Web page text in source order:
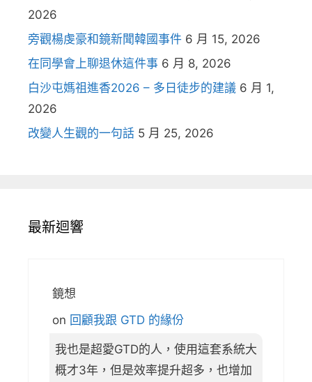
2026
旁觀楊虔豪和鏡新聞韓國事件 6 月 15, 2026
在同學會上聊退休這件事 6 月 8, 2026
白沙屯媽祖進香2026 – 多日徒步的建議 6 月 1,
2026
改變人生觀的一句話 5 月 25, 2026
最新迴響
鏡想
on 回顧我跟 GTD 的緣份
我也是超愛GTD的人，使用這套系統大
概才3年，但是效率提升超多，也增加